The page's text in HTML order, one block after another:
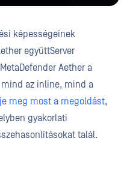
képességeinek
együttServer
Aether a
mind az inline, mind a
meg most a megoldást,
gyakorlati
talál.